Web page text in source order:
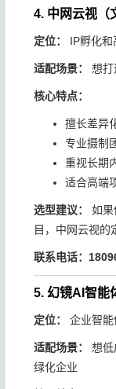
4. 中网云视（
定位： IP孵化
适配场景： 想打
核心特点：
擅长差异
专业摄制
重视长期
适合高端
选型建议：
如果
目，中网云视的
联系电话：
5. 幻镜AI智能
定位： 企业智
适配场景：
想低
绿化企业